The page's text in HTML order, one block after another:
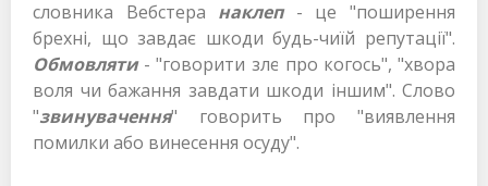
словника Вебстера наклеп- це "поширення
брехні, що завдає шкоди будь-чиїй репутації".
Обмовляти- "говорити зле про когось", "хвора
воля чи бажання завдати шкоди іншим". Слово
"звинувачення" говорить про "виявлення
помилки або винесення осуду".